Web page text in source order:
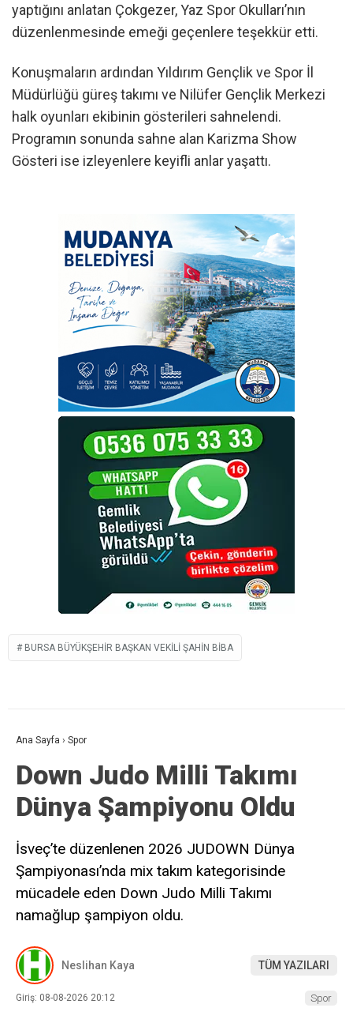
yaptığını anlatan Çokgezer, Yaz Spor Okulları’nın
düzenlenmesinde emeği geçenlere teşekkür etti.
Konuşmaların ardından Yıldırım Gençlik ve Spor İl
Müdürlüğü güreş takımı ve Nilüfer Gençlik Merkezi
halk oyunları ekibinin gösterileri sahnelendi.
Programın sonunda sahne alan Karizma Show
Gösteri ise izleyenlere keyifli anlar yaşattı.
BURSA BÜYÜKŞEHIR BAŞKAN VEKILI ŞAHIN BIBA
Ana Sayfa › Spor
Down Judo Milli Takımı
Dünya Şampiyonu Oldu
İsveç’te düzenlenen 2026 JUDOWN Dünya
Şampiyonası’nda mix takım kategorisinde
mücadele eden Down Judo Milli Takımı
namağlup şampiyon oldu.
Neslihan Kaya TÜM YAZILARI
Giriş: 08-08-2026 20:12 Spor